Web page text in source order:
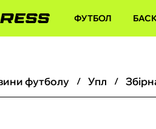
ФУТБОЛ
футболу упл